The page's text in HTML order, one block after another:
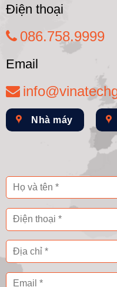
Điện thoại
086.758.9999
Email
Nhà máy